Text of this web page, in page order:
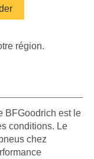
région.
BFGoodrich est le
conditions. Le
chez